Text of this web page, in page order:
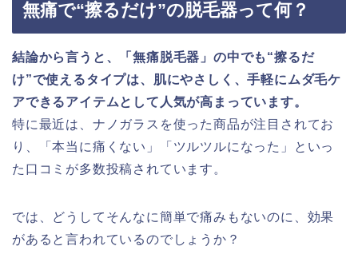
無痛で“擦るだけ”の脱毛器って何？
結論から言うと、「無痛脱毛器」の中でも“擦るだ
け”で使えるタイプは、肌にやさしく、手軽にムダ毛ケ
アできるアイテムとして人気が高まっています。
特に最近は、ナノガラスを使った商品が注目されてお
り、「本当に痛くない」「ツルツルになった」といっ
た口コミが多数投稿されています。
では、どうしてそんなに簡単で痛みもないのに、効果
があると言われているのでしょうか？